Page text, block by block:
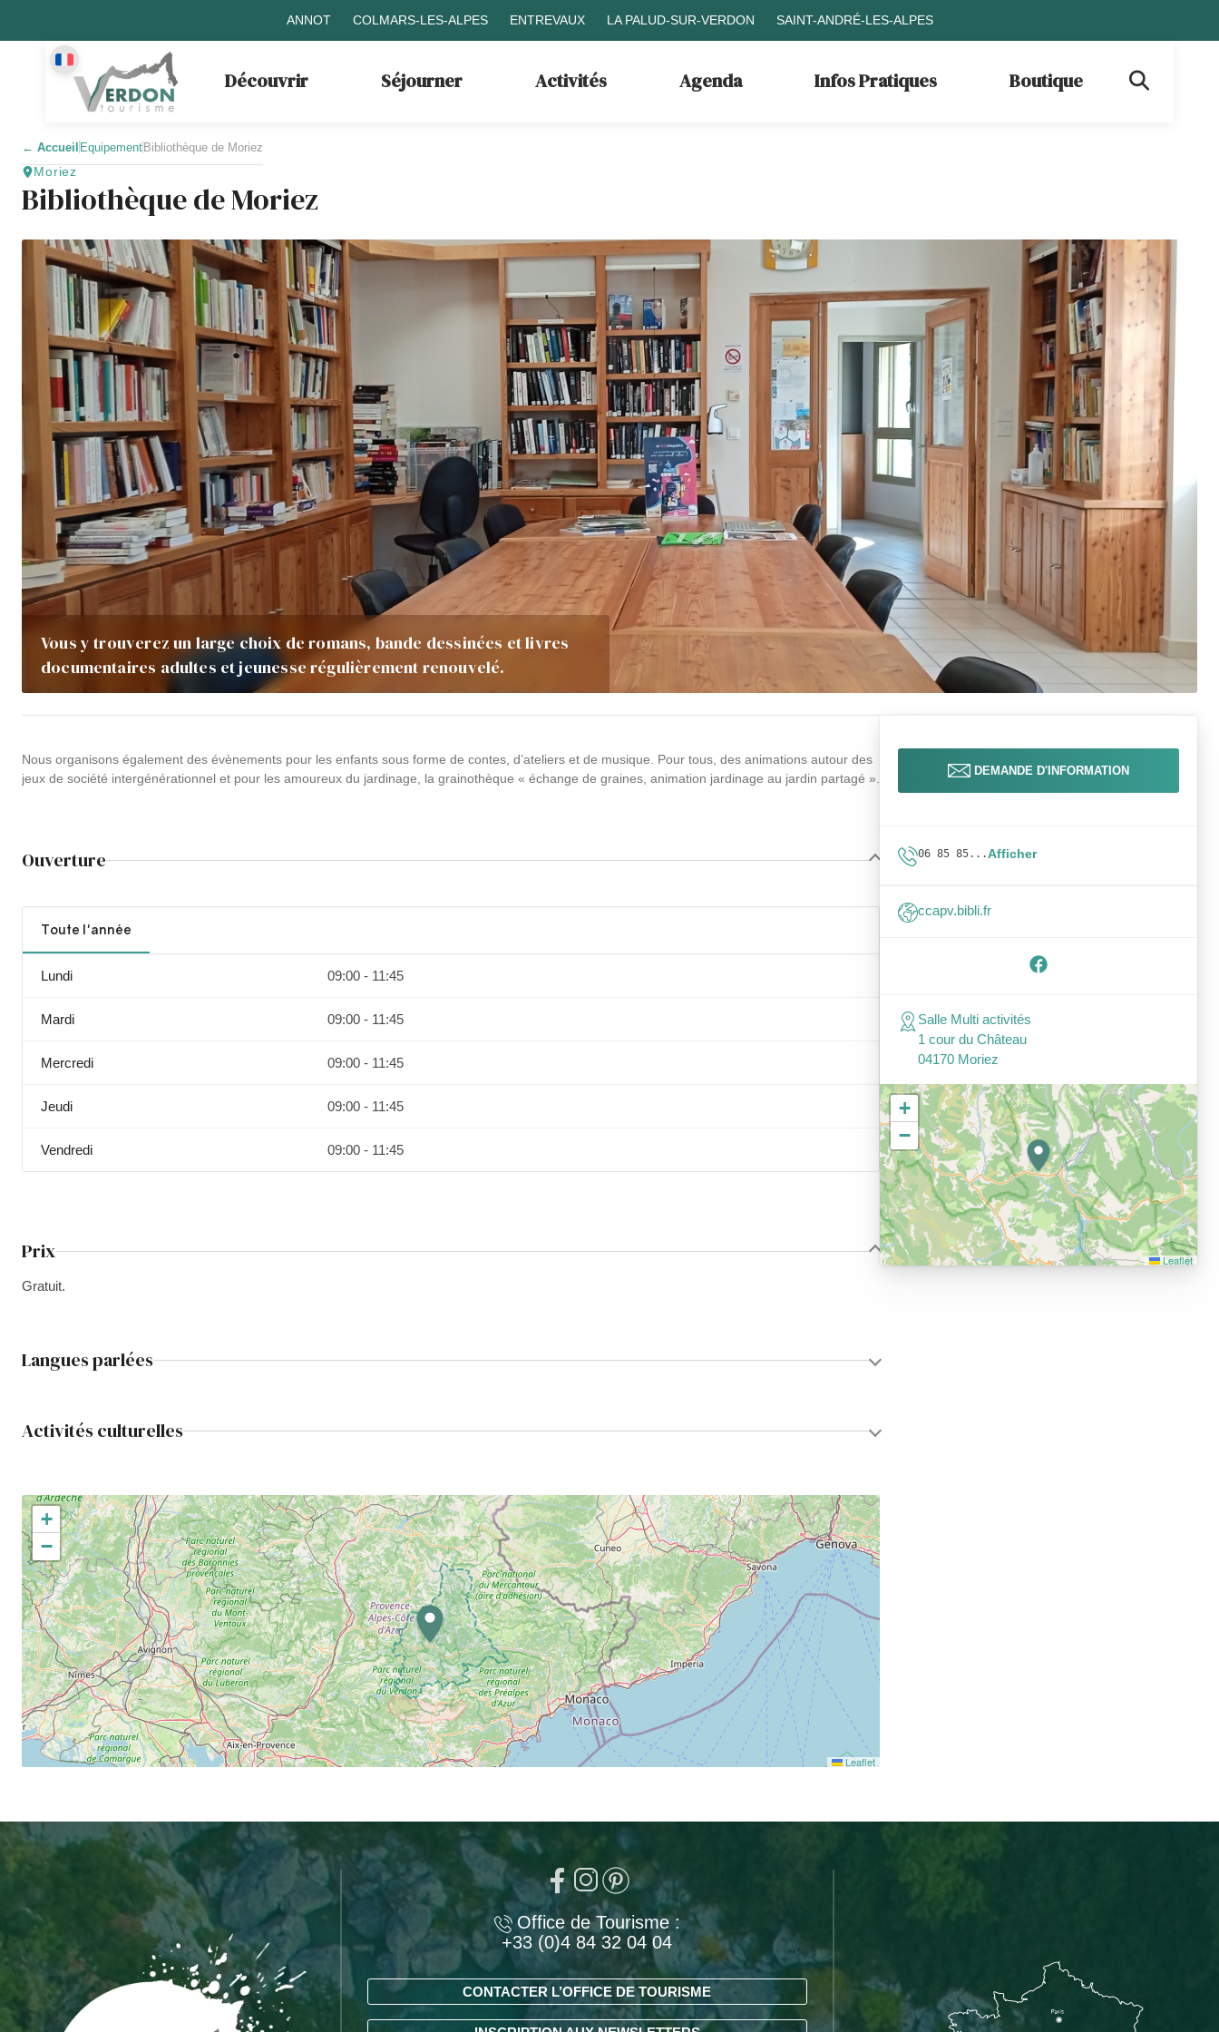
ANNOT COLMARS-LES-ALPES ENTREVAUX LA PALUD-SUR-VERDON SAINT-ANDRÉ-LES-ALPES
Découvrir Séjourner Activités Agenda Infos Pratiques Boutique
← Accueil EquipementBibliothèque de Moriez
Moriez
Bibliothèque de Moriez
Vous y trouverez un large choix de romans, bande dessinées et livres
documentaires adultes et jeunesse régulièrement renouvelé.
Nous organisons également des évènements pour les enfants sous forme de contes, d’ateliers et de musique. Pour tous, des animations autour des
jeux de société intergénérationnel et pour les amoureux du jardinage, la grainothèque « échange de graines, animation jardinage au jardin partagé ».
Ouverture
Toute l'année
Lundi 09:00 - 11:45
Mardi 09:00 - 11:45
Mercredi 09:00 - 11:45
Jeudi 09:00 - 11:45
Vendredi 09:00 - 11:45
Prix
Gratuit.
Langues parlées
Activités culturelles
+
−
Leaflet
DEMANDE D'INFORMATION
06 85 85...Afficher
ccapv.bibli.fr
Salle Multi activités
1 cour du Château
04170 Moriez
+
−
Leaflet
Office de Tourisme :
+33 (0)4 84 32 04 04
CONTACTER L’OFFICE DE TOURISME